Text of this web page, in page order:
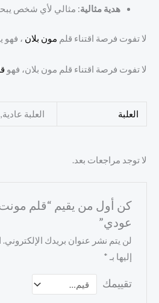
هدية مثالية: مثالي لأي شخص
لا تفوت فرصة اقتناء قلم مون بلان ، فهو
لا تفوت فرصة اقتناء قلم مون بلان، فهو
العلبة العلبة
لا توجد مراجعات بعد.
كن أول من يقيم “قلم مونت
عودي”
لن يتم نشر عنوان بريدك الإلكتروني.
إليها بـ *
تقييمك